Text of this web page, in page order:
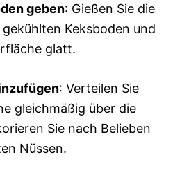
geben: Gießen Sie die
Keksboden und
glatt.
: Verteilen Sie
gleichmäßig über die
Sie nach Belieben
Nüssen.